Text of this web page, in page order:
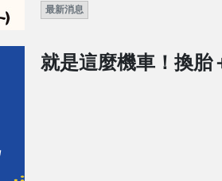
最新消息
就是這麼機車！換胎